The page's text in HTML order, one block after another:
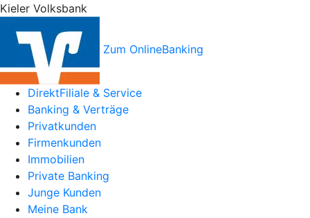
Kieler Volksbank
Zum OnlineBanking
DirektFiliale & Service
Banking & Verträge
Privatkunden
Firmenkunden
Immobilien
Private Banking
Junge Kunden
Meine Bank